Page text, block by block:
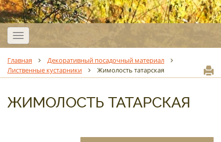
Открыть
навигацию
Главная
Декоративный посадочный материал
Лиственные кустарники
Жимолость татарская
ЖИМОЛОСТЬ ТАТАРСКАЯ